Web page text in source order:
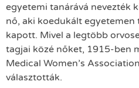
egyetemi tanárává nevezték
nő, aki koedukált egyetemen
kapott. Mivel a legtöbb
tagjai közé nőket, 1915-ben
Medical Women’s
választották.